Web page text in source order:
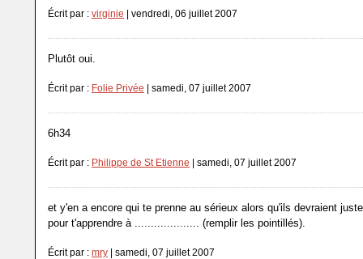
Écrit par : virginie | vendredi, 06 juillet 2007
Plutôt oui.
Écrit par : Folie Privée | samedi, 07 juillet 2007
6h34
Écrit par : Philippe de St Etienne | samedi, 07 juillet 2007
et y'en a encore qui te prenne au sérieux alors qu'ils devraient
pour t'apprendre à .................... (remplir les pointillés).
Écrit par : mry | samedi, 07 juillet 2007